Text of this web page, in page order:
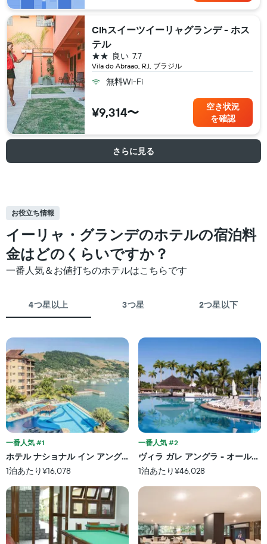
Clhスイーツイーリャグランデ - ホス
テル
Vila do Abraao, RJ, ブラジル
7.7
良い
2つ星
無料Wi-Fi
¥9,314〜
空き状況
を確認
さらに見る
お役立ち情報
イーリャ・グランデのホテルの宿泊料
金はどのくらいですか？
一番人気＆お値打ちのホテルはこちらです
4つ星以上 3つ星 2つ星以下
一番人気 #1
ホテル ナショナル イン アングラ ドス レイス
1泊あたり¥16,078
一番人気 #2
ヴィラ ガレ アングラ - オールイ
1泊あたり¥46,028